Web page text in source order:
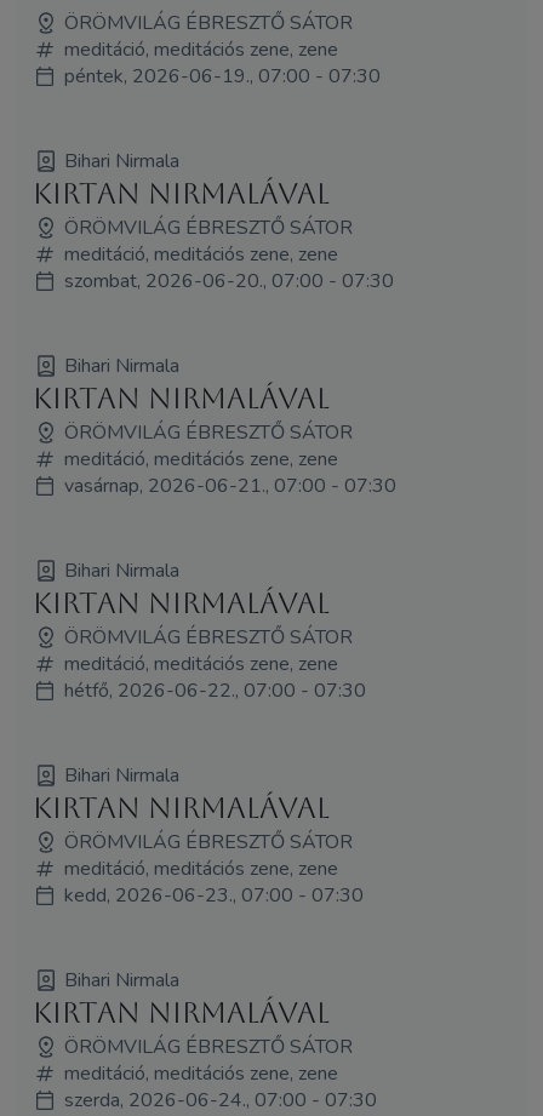
ÖRÖMVILÁG ÉBRESZTŐ SÁTOR
meditáció, meditációs zene, zene
péntek, 2026-06-19., 07:00 - 07:30
Bihari Nirmala
Kirtan Nirmalával
ÖRÖMVILÁG ÉBRESZTŐ SÁTOR
meditáció, meditációs zene, zene
szombat, 2026-06-20., 07:00 - 07:30
Bihari Nirmala
Kirtan Nirmalával
ÖRÖMVILÁG ÉBRESZTŐ SÁTOR
meditáció, meditációs zene, zene
vasárnap, 2026-06-21., 07:00 - 07:30
Bihari Nirmala
Kirtan Nirmalával
ÖRÖMVILÁG ÉBRESZTŐ SÁTOR
meditáció, meditációs zene, zene
hétfő, 2026-06-22., 07:00 - 07:30
Bihari Nirmala
Kirtan Nirmalával
ÖRÖMVILÁG ÉBRESZTŐ SÁTOR
meditáció, meditációs zene, zene
kedd, 2026-06-23., 07:00 - 07:30
Bihari Nirmala
Kirtan Nirmalával
ÖRÖMVILÁG ÉBRESZTŐ SÁTOR
meditáció, meditációs zene, zene
szerda, 2026-06-24., 07:00 - 07:30